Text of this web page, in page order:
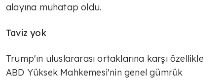
alayına muhatap oldu.
Taviz yok
Trump'ın uluslararası ortaklarına karşı özellikle
ABD Yüksek Mahkemesi'nin genel gümrük